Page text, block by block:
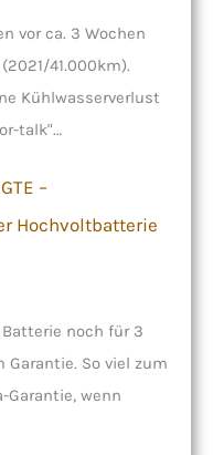
vor ca. 3 Wochen
41.000km).
Kühlwasserverlust
talk"…
–
Hochvoltbatterie
noch für 3
Garantie. So viel zum
Garantie, wenn